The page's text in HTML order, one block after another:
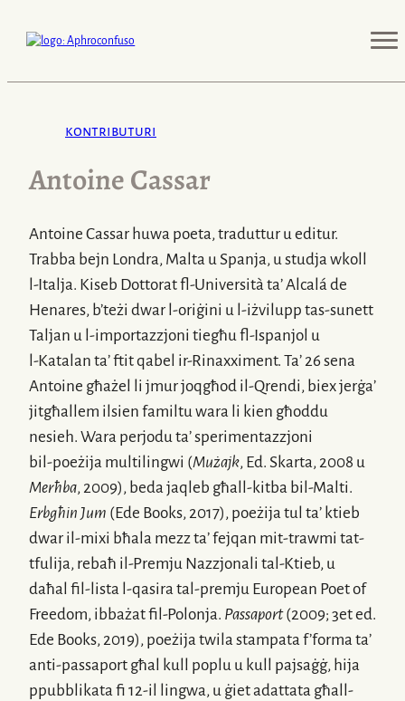
kontributuri
Antoine Cassar
Antoine Cassar huwa poeta, traduttur u editur.
Trabba bejn Londra, Malta u Spanja, u studja wkoll
l-Italja. Kiseb Dottoratfl-Universitàta’ Alcalá de
Henares, b’teżi dwar l-oriġini u l-iżvilupp tas-sunett
Taljan u l-importazzjoni tiegħufl-Ispanjol u
l-Katalan ta’ ftit qabel ir-Rinaxximent. Ta’ 26 sena
Antoine għażel li jmur joqgħod il-Qrendi, biex jerġa’
jitgħallem ilsien familtu wara li kien għoddu
nesieh. Wara perjodu ta’ sperimentazzjoni
bil-poeżija multilingwi (Mużajk, Ed. Skarta, 2008 u
Merħba, 2009), beda jaqleb għall-kitba bil-Malti.
Erbgħin Jum (Ede Books, 2017), poeżija tul ta’ ktieb
dwar il-mixi bħala mezz ta’ fejqan mit-trawmi tat-
tfulija, rebaħ il-Premju Nazzjonali tal-Ktieb, u
daħal fil-lista l-qasiratal-premju European Poet of
Freedom, ibbażatfil-Polonja. Passaport(2009; 3et ed.
Ede Books, 2019), poeżija twila stampata f’forma ta’
anti-passaport għal kull poplu u kull pajsaġġ, hija
ppubblikata fi 12-il lingwa, u ġiet adattata għall-